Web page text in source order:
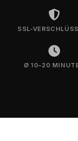
SSL-
Ø 10–20